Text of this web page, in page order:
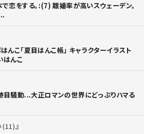
恋をする。:(7) 離婚率が高いスウェーデン。
んこ「夏目はんこ帳」 キャラクターイラスト
はんこ
目騒動...大正ロマンの世界にどっぷりハマる
(11)